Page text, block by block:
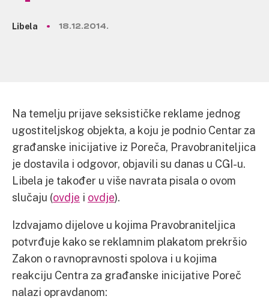
Libela 18.12.2014.
Na temelju prijave seksističke reklame jednog
ugostiteljskog objekta, a koju je podnio Centar za
građanske inicijative iz Poreča, Pravobraniteljica
je dostavila i odgovor, objavili su danas u CGI-u.
Libela je također u više navrata pisala o ovom
slučaju (ovdje i ovdje).
Izdvajamo dijelove u kojima Pravobraniteljica
potvrđuje kako se reklamnim plakatom prekršio
Zakon o ravnopravnosti spolova i u kojima
reakciju Centra za građanske inicijative Poreč
nalazi opravdanom: